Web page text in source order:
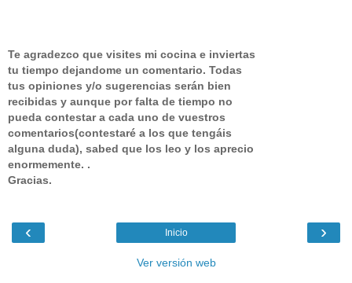
Te agradezco que visites mi cocina e inviertas
tu tiempo dejandome un comentario. Todas
tus opiniones y/o sugerencias serán bien
recibidas y aunque por falta de tiempo no
pueda contestar a cada uno de vuestros
comentarios(contestaré a los que tengáis
alguna duda), sabed que los leo y los aprecio
enormemente. .
Gracias.
‹ ›
Inicio
Ver versión web